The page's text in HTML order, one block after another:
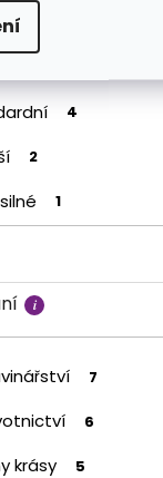
4
2
1
7
6
krásy 5